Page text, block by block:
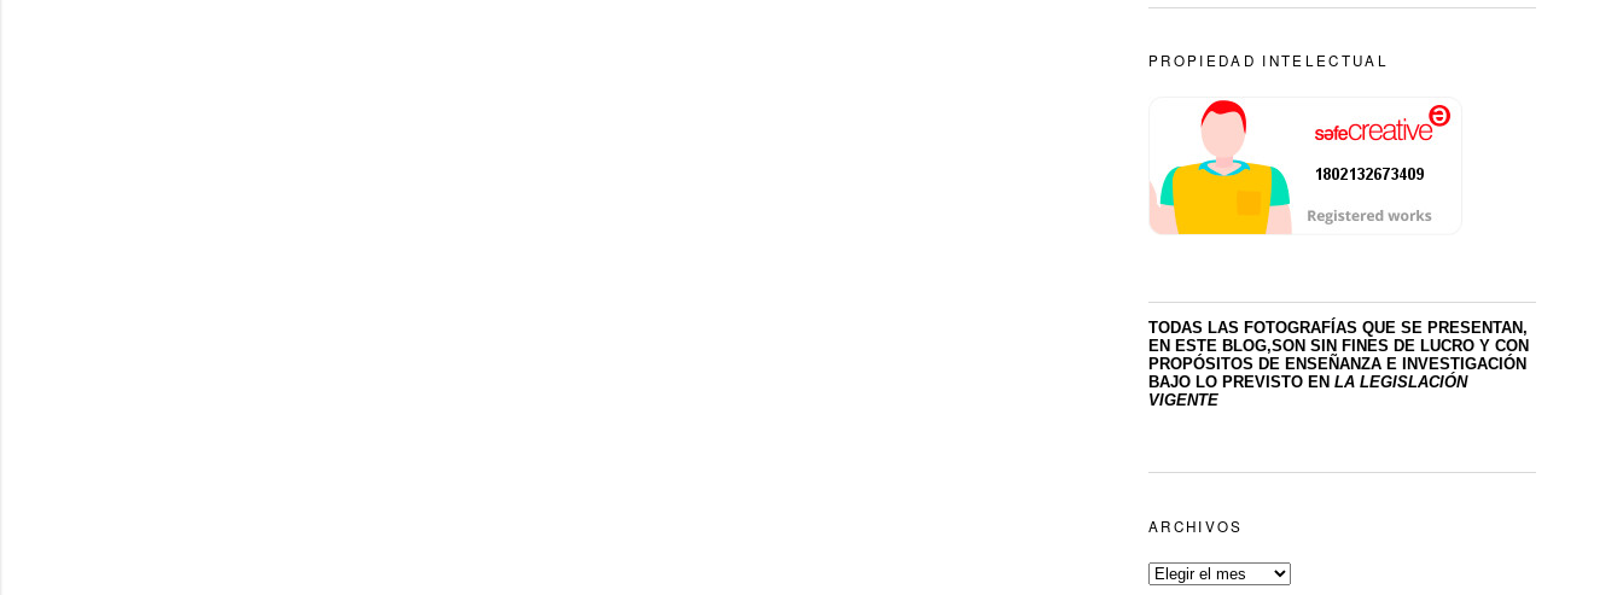
PROPIEDAD INTELECTUAL
TODAS LAS FOTOGRAFÍAS QUE SE PRESENTAN,
EN ESTE BLOG,SON SIN FINES DE LUCRO Y CON
PROPÓSITOS DE ENSEÑANZA E INVESTIGACIÓN
BAJO LO PREVISTO EN LA LEGISLACIÓN
VIGENTE
ARCHIVOS